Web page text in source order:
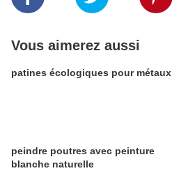
Vous aimerez aussi
patines écologiques pour métaux
peindre poutres avec peinture
blanche naturelle